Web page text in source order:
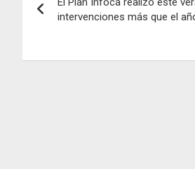
de
intervenciones más que el